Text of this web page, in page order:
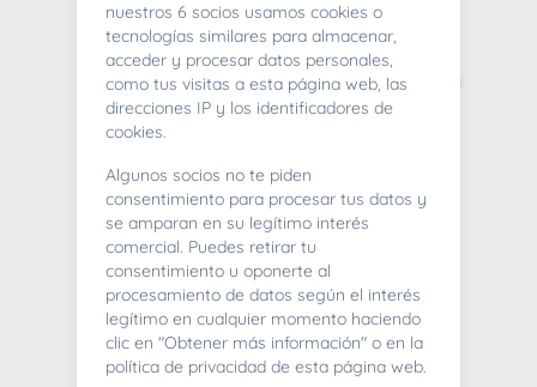
404
Whoops! Lo sentimos mucho.
nuestros 6 socios usamos cookies o
tecnologías similares para almacenar,
acceder y procesar datos personales,
como tus visitas a esta página web, las
direcciones IP y los identificadores de
cookies.
Algunos socios no te piden
consentimiento para procesar tus datos y
se amparan en su legítimo interés
comercial. Puedes retirar tu
consentimiento u oponerte al
procesamiento de datos según el interés
legítimo en cualquier momento haciendo
clic en "Obtener más información" o en la
política de privacidad de esta página web.